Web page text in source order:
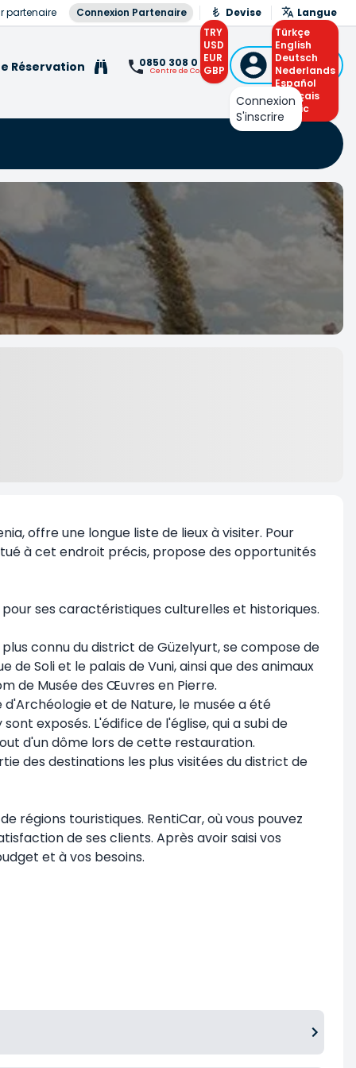
partenaire Connexion Partenaire
Devise
TRY
USD
EUR
GBP
Langue
Türkçe
English
Deutsch
Nederlands
Español
Français
Arabic
Réservation 0850 308 0 308
Centre de Contact
Connexion
ou S'inscrire
Connexion
S'inscrire
offre une longue liste de lieux à visiter. Pour
à cet endroit précis, propose des opportunités
ses caractéristiques culturelles et historiques.
connu du district de Güzelyurt, se compose de
Soli et le palais de Vuni, ainsi que des animaux
de Musée des Œuvres en Pierre.
d'Archéologie et de Nature, le musée a été
exposés. L'édifice de l'église, qui a subi de
d'un dôme lors de cette restauration.
des destinations les plus visitées du district de
régions touristiques. RentiCar, où vous pouvez
de ses clients. Après avoir saisi vos
et à vos besoins.